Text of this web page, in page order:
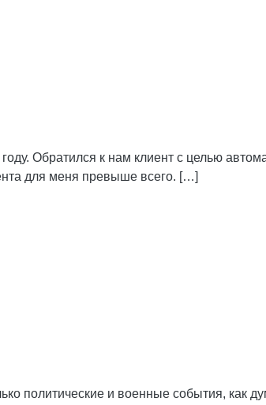
Обратился к нам клиент с целью
для меня превыше всего. […]
политические и военные события, как